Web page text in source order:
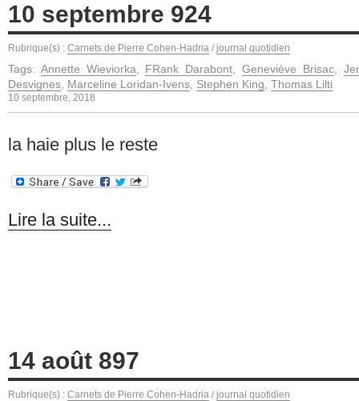
10 septembre 924
Rubrique(s) : Carnets de Pierre Cohen-Hadria / journal quotidien
Tags: Annette Wieviorka FRank Darabont ,Geneviève Brisac,
Desvignes Marceline Loridan-Ivens Stephen King Thomas Lilti
10 septembre, 2018
la haie plus le reste
Lire la suite...
14 août 897
Rubrique(s) : Carnets de Pierre Cohen-Hadria / journal quotidien